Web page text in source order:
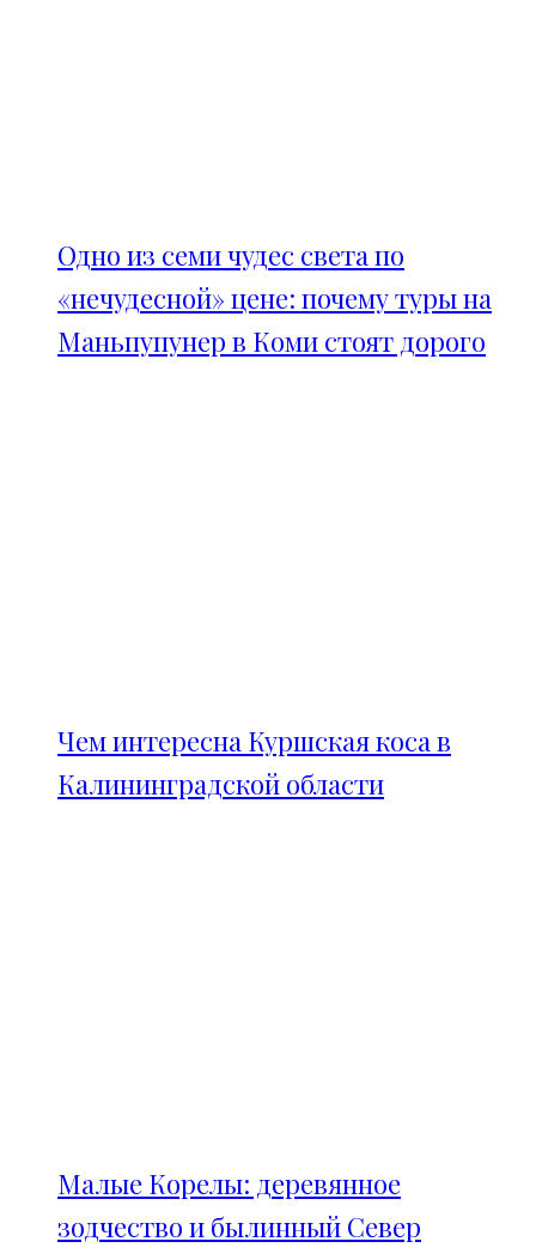
Одно из семи чудес света по
«нечудесной» цене: почему туры на
Маньпупунер в Коми стоят дорого
Чем интересна Куршская коса в
Калининградской области
Малые Корелы: деревянное
зодчество и былинный Север